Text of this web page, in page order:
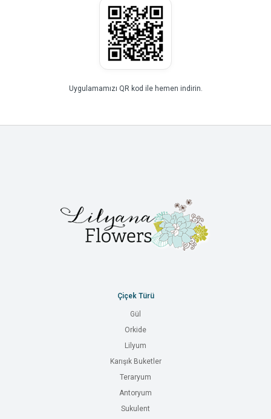
Uygulamamızı QR kod ile hemen indirin.
Çiçek Türü
Gül
Orkide
Lilyum
Karışık Buketler
Teraryum
Antoryum
Sukulent